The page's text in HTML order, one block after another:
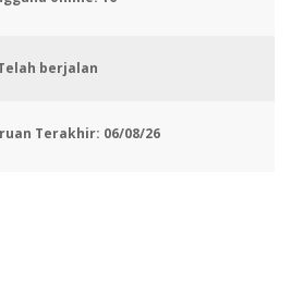
berjalan
Terakhir: 06/08/26